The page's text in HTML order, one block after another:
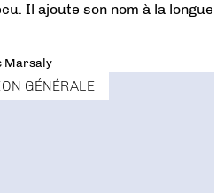
Il ajoute son nom à la longue
Marsaly
GÉNÉRALE